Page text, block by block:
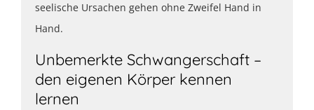
seelische Ursachen gehen ohne Zweifel Hand in
Hand.
Unbemerkte Schwangerschaft –
den eigenen Körper kennen
lernen